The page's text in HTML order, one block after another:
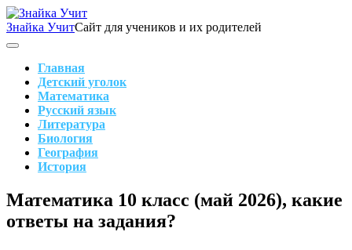
Skip
to
content
Знайка УчитСайт для учеников и их родителей
Search
Main
Navigation
Главная
Детский уголок
Математика
Русский язык
Литература
Биология
География
История
Search
Математика 10 класс (май 2026), какие
ответы на задания?